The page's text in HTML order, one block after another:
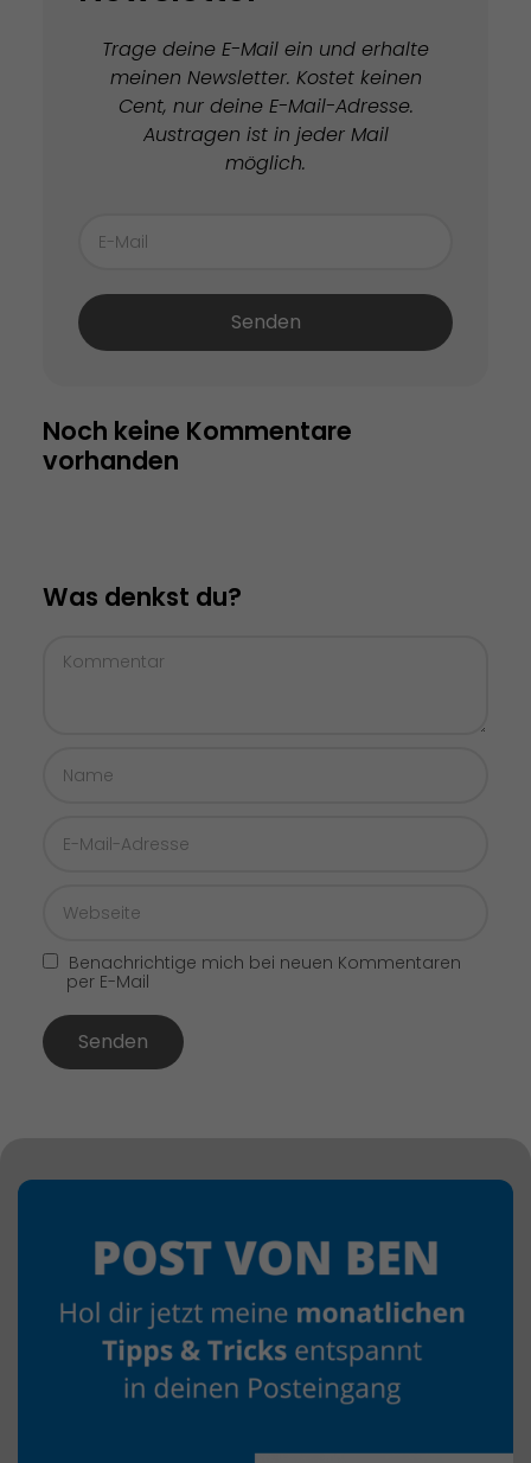
Trage deine E-Mail ein und erhalte
meinen Newsletter. Kostet keinen
Cent, nur deine E-Mail-Adresse.
Austragen ist in jeder Mail
möglich.
Senden
Noch keine Kommentare
vorhanden
Was denkst du?
Benachrichtige mich bei neuen Kommentaren
per E-Mail
Senden